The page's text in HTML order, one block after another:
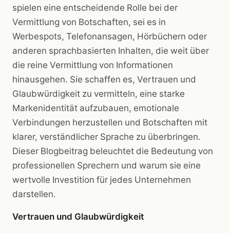
spielen eine entscheidende Rolle bei der
Vermittlung von Botschaften, sei es in
Werbespots, Telefonansagen, Hörbüchern oder
anderen sprachbasierten Inhalten, die weit über
die reine Vermittlung von Informationen
hinausgehen. Sie schaffen es, Vertrauen und
Glaubwürdigkeit zu vermitteln, eine starke
Markenidentität aufzubauen, emotionale
Verbindungen herzustellen und Botschaften mit
klarer, verständlicher Sprache zu überbringen.
Dieser Blogbeitrag beleuchtet die Bedeutung von
professionellen Sprechern und warum sie eine
wertvolle Investition für jedes Unternehmen
darstellen.
Vertrauen und Glaubwürdigkeit